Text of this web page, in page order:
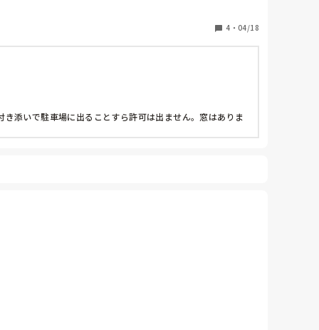
4 ・ 04/18
添いで駐車場に出ることすら許可は出ません。窓はありま
等です。